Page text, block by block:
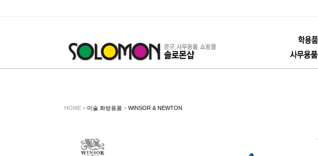
HOME > 미술 화방용품 > WINSOR & NEWTON